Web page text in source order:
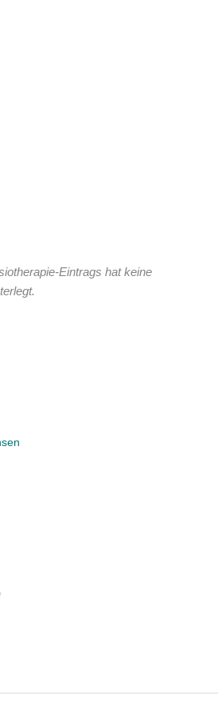
Eintrags hat keine